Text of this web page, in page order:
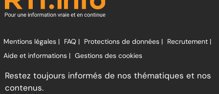
Mentions légales | FAQ | Protections de données | Recrutement |
Aide et informations | Gestions des cookies
Restez toujours informés de nos thématiques et nos
contenus.